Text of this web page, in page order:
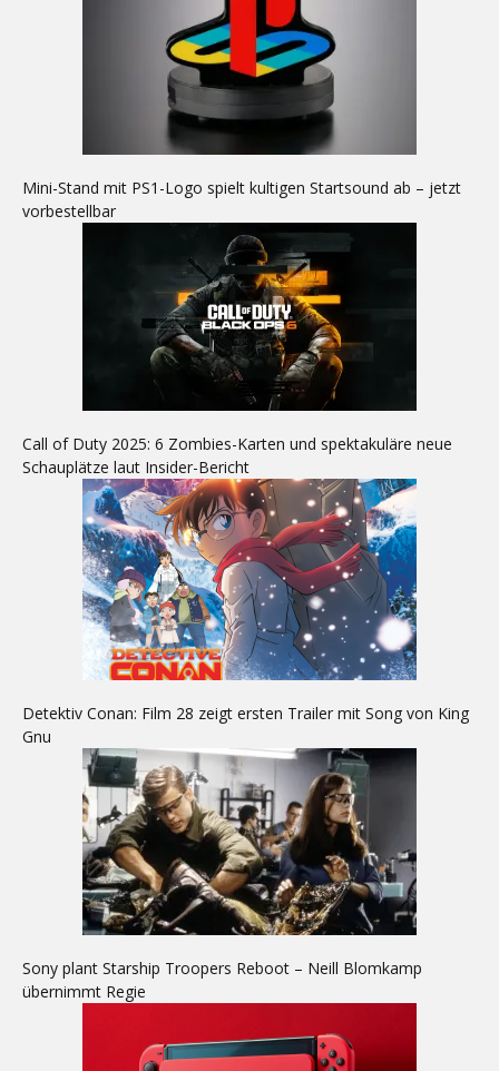
Mini-Stand mit PS1-Logo spielt kultigen Startsound ab – jetzt
vorbestellbar
Call of Duty 2025: 6 Zombies-Karten und spektakuläre neue
Schauplätze laut Insider-Bericht
Detektiv Conan: Film 28 zeigt ersten Trailer mit Song von King
Gnu
Sony plant Starship Troopers Reboot – Neill Blomkamp
übernimmt Regie